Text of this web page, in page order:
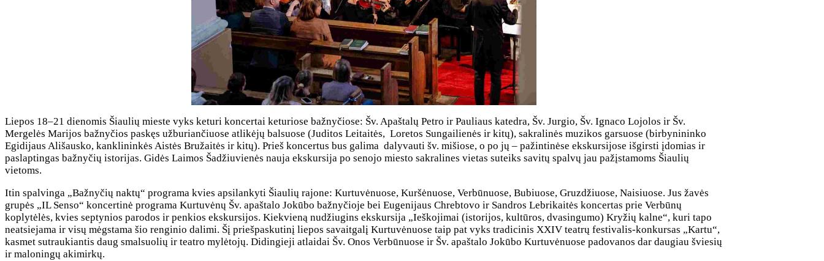
Liepos 18–21 dienomis Šiaulių mieste vyks keturi koncertai keturiose bažnyčiose: Šv. Apaštalų Petro ir Pauliaus katedra, Šv. Jurgio, Šv. Ignaco Lojolos ir Šv.
Mergelės Marijos bažnyčios paskęs užburiančiuose atlikėjų balsuose (Juditos Leitaitės, Loretos Sungailienės ir kitų), sakralinės muzikos garsuose (birbynininko
Egidijaus Ališausko, kanklininkės Aistės Bružaitės ir kitų). Prieš koncertus bus galima dalyvauti šv. mišiose, o po jų – pažintinėse ekskursijose išgirsti įdomias ir
paslaptingas bažnyčių istorijas. Gidės Laimos Šadžiuvienės nauja ekskursija po senojo miesto sakralines vietas suteiks savitų spalvų jau pažįstamoms Šiaulių
vietoms.
Itin spalvinga „Bažnyčių naktų“ programa kvies apsilankyti Šiaulių rajone: Kurtuvėnuose, Kuršėnuose, Verbūnuose, Bubiuose, Gruzdžiuose, Naisiuose. Jus žavės
grupės „IL Senso“ koncertinė programa Kurtuvėnų Šv. apaštalo Jokūbo bažnyčioje bei Eugenijaus Chrebtovo ir Sandros Lebrikaitės koncertas prie Verbūnų
koplytėlės, kvies septynios parodos ir penkios ekskursijos. Kiekvieną nudžiugins ekskursija „Ieškojimai (istorijos, kultūros, dvasingumo) Kryžių kalne“, kuri tapo
neatsiejama ir visų mėgstama šio renginio dalimi. Šį priešpaskutinį liepos savaitgalį Kurtuvėnuose taip pat vyks tradicinis XXIV teatrų festivalis-konkursas „Kartu“,
kasmet sutraukiantis daug smalsuolių ir teatro mylėtojų. Didingieji atlaidai Šv. Onos Verbūnuose ir Šv. apaštalo Jokūbo Kurtuvėnuose padovanos dar daugiau šviesių
ir maloningų akimirkų.